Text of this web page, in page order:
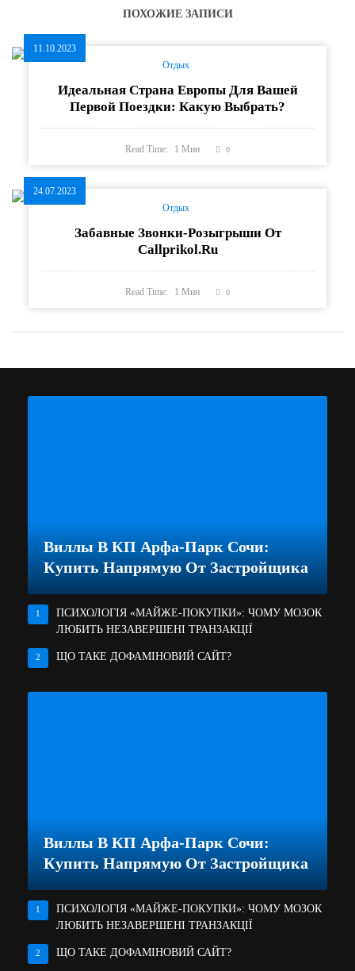
ПОХОЖИЕ ЗАПИСИ
11.10.2023
Отдых
Идеальная Страна Европы Для Вашей
Первой Поездки: Какую Выбрать?
Read Time: 1Мин 0
24.07.2023
Отдых
Забавные Звонки-Розыгрыши От
Callprikol.ru
Read Time: 1Мин 0
Виллы В КП Арфа-Парк Сочи:
Купить Напрямую От Застройщика
1
ПСИХОЛОГІЯ «МАЙЖЕ-ПОКУПКИ»: ЧОМУ МОЗОК
ЛЮБИТЬ НЕЗАВЕРШЕНІ ТРАНЗАКЦІЇ
2 ЩО ТАКЕ ДОФАМІНОВИЙ САЙТ?
Виллы В КП Арфа-Парк Сочи:
Купить Напрямую От Застройщика
1
ПСИХОЛОГІЯ «МАЙЖЕ-ПОКУПКИ»: ЧОМУ МОЗОК
ЛЮБИТЬ НЕЗАВЕРШЕНІ ТРАНЗАКЦІЇ
2 ЩО ТАКЕ ДОФАМІНОВИЙ САЙТ?